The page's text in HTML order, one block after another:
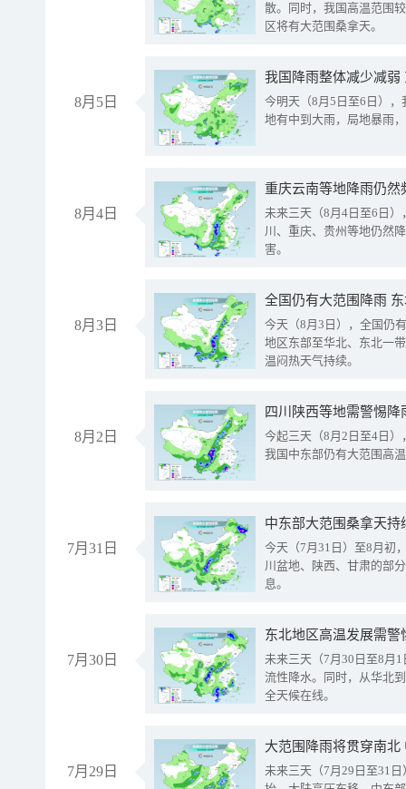
散。同时，我国高温范围
区将有大范围桑拿天。
8月5日
我国降雨整体减少减弱
今明天（8月5日至6日）
地有中到大雨，局地暴雨
8月4日
重庆云南等地降雨仍然
未来三天（8月4日至6日
川、重庆、贵州等地仍然
害。
8月3日
全国仍有大范围降雨
今天（8月3日），全国仍
地区东部至华北、东北一
温闷热天气持续。
8月2日
今起三天（8月2日至4日
我国中东部仍有大范围高
7月31日
中东部大范围桑拿天
今天（7月31日）至8月初
川盆地、陕西、甘肃的部
息。
7月30日
东北地区高温发展需
未来三天（7月30日至8月
流性降水。同时，从华北
全天候在线。
7月29日
大范围降雨将贯穿南
未来三天（7月29日至31